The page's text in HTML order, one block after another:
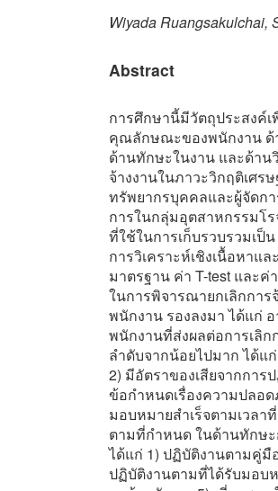
Wiyada Ruangsakulchai,
Abstract
การศึกษานี้มีวัตถุประสงค์
คุณลักษณะของพนักงาน ด้
ด้านทักษะในงาน และด้าน
จ้างงานในภาวะวิกฤติเศร
ทรัพยากรบุคคลและผู้จัดก
การในกลุ่มอุตสาหกรรมโ
ที่ใช้ในการเก็บรวบรวมเป็
การวิเคราะห์เชิงเนื้อหาแ
มาตรฐาน ค่า T-test และ
ในการพิจารณายกเลิกการ
พนักงาน รองลงมา ได้แก่
พนักงานที่ส่งผลต่อการเลิก
ลำดับจากน้อยไปมาก ได้แ
2) มีอัตราของเสียจากกา
ข้อกำหนดเรื่องความปลอ
มอบหมายสำเร็จตามเวล
ตามที่กำหนด ในด้านทักษะ
ได้แก่ 1) ปฏิบัติงานตามคู่
ปฏิบัติงานตามที่ได้รับมอบ